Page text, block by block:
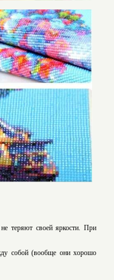
теряют своей яркости. При
собой (вообще они хорошо